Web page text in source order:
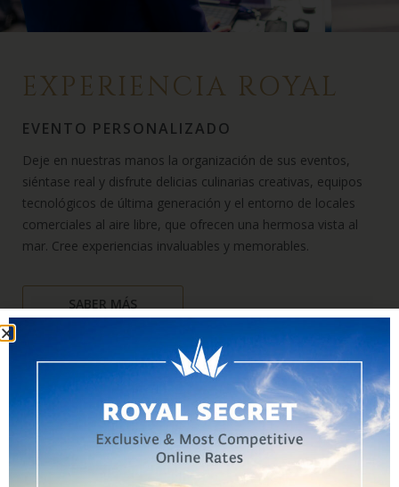
EXPERIENCIA ROYAL
EVENTO PERSONALIZADO
Deje en nuestras manos la organización de sus eventos,
siéntase real y disfrute delicias culinarias creativas, equipos
tecnológicos de última generación y el entorno de locales
comerciales al aire libre, que ofrecen una hermosa vista al
mar. Cree experiencias invaluables y memorables.
SABER MÁS